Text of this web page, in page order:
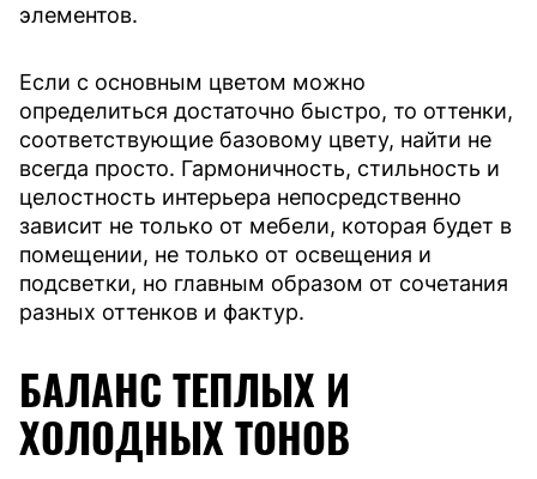
элементов.
Если с основным цветом можно
определиться достаточно быстро, то оттенки,
соответствующие базовому цвету, найти не
всегда просто. Гармоничность, стильность и
целостность интерьера непосредственно
зависит не только от мебели, которая будет в
помещении, не только от освещения и
подсветки, но главным образом от сочетания
разных оттенков и фактур.
БАЛАНС ТЕПЛЫХ И
ХОЛОДНЫХ ТОНОВ